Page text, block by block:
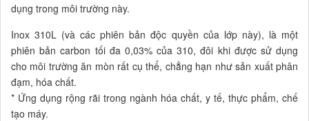
dụng trong môi trường này.
Inox 310L (và các phiên bản độc quyền của lớp này), là một
phiên bản carbon tối đa 0,03% của 310, đôi khi được sử dụng
cho môi trường ăn mòn rất cụ thể, chẳng hạn như sản xuất phân
đạm, hóa chất.
* Ứng dụng rộng rãi trong ngành hóa chất, y tế, thực phẩm, chế
tạo máy.